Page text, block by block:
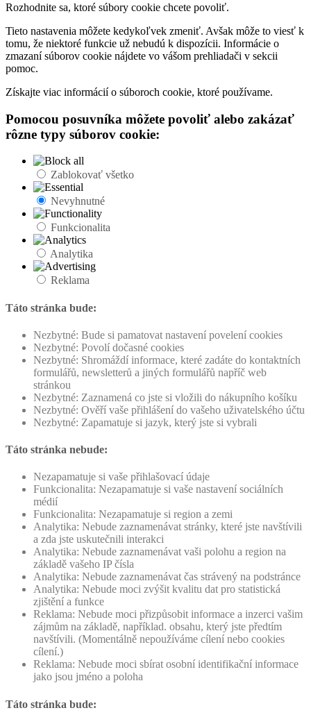
Rozhodnite sa, ktoré súbory cookie chcete povoliť.
Tieto nastavenia môžete kedykoľvek zmeniť. Avšak môže to viesť k
tomu, že niektoré funkcie už nebudú k dispozícii. Informácie o
zmazaní súborov cookie nájdete vo vášom prehliadači v sekcii
pomoc.
Získajte viac informácií o súboroch cookie, ktoré používame.
Pomocou posuvníka môžete povoliť alebo zakázať
rôzne typy súborov cookie:
Zablokovať všetko
Nevyhnutné
Funkcionalita
Analytika
Reklama
Táto stránka bude:
Nezbytné: Bude si pamatovat nastavení povelení cookies
Nezbytné: Povolí dočasné cookies
Nezbytné: Shromáždí informace, které zadáte do kontaktních
formulářů, newsletterů a jiných formulářů napříč web
stránkou
Nezbytné: Zaznamená co jste si vložili do nákupního košíku
Nezbytné: Ověří vaše přihlášení do vašeho uživatelského účtu
Nezbytné: Zapamatuje si jazyk, který jste si vybrali
Táto stránka nebude:
Nezapamatuje si vaše přihlašovací údaje
Funkcionalita: Nezapamatuje si vaše nastavení sociálních
médií
Funkcionalita: Nezapamatuje si region a zemi
Analytika: Nebude zaznamenávat stránky, které jste navštívili
a zda jste uskutečnili interakci
Analytika: Nebude zaznamenávat vaši polohu a region na
základě vašeho IP čísla
Analytika: Nebude zaznamenávat čas strávený na podstránce
Analytika: Nebude moci zvýšit kvalitu dat pro statistická
zjištění a funkce
Reklama: Nebude moci přizpůsobit informace a inzerci vašim
zájmům na základě, například. obsahu, který jste předtím
navštívili. (Momentálně nepoužíváme cílení nebo cookies
cílení.)
Reklama: Nebude moci sbírat osobní identifikační informace
jako jsou jméno a poloha
Táto stránka bude: